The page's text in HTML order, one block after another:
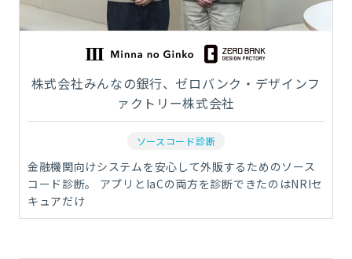
株式会社みんなの銀行、ゼロバンク・デザインフ
ァクトリー株式会社
ソースコード診断
金融機関向けシステムを安心して外販するためのソース
コード診断。 アプリとIaCの両方を診断できたのはNRIセ
キュアだけ